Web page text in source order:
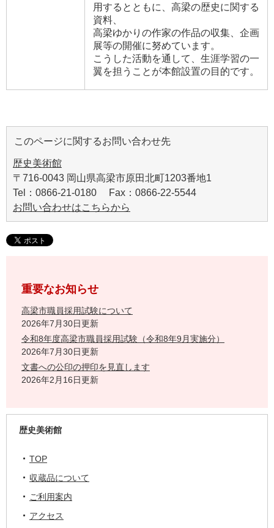
用するとともに、高梁の歴史に関する
資料、
高梁ゆかりの作家の作品の収集、企画
展等の開催に努めています。
こうした活動を通して、生涯学習の一
翼を担うことが本館設置の目的です。
このページに関するお問い合わせ先
歴史美術館
〒716-0043 岡山県高梁市原田北町1203番地1
Tel：0866-21-0180 Fax：0866-22-5544
お問い合わせはこちらから
重要なお知らせ
高梁市職員採用試験について
2026年7月30日更新
令和8年度高梁市職員採用試験（令和8年9月実施分）
2026年7月30日更新
文書への公印の押印を見直します
2026年2月16日更新
歴史美術館
TOP
収蔵品について
ご利用案内
アクセス